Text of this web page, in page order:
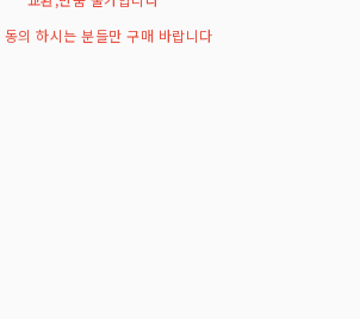
동의 하시는 분들만 구매 바랍니다